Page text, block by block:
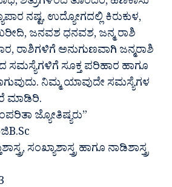
ನಷ್ಟ, ಉದ್ಯೋಗದಲ್ಲಿ ಕಿರುಕುಳ,
ಜನವಶ ಧನವಶ, ಜನ್ಮ ರಾಶಿ
ರಾಶಿಗಳಿಗೆ ಅನುಗುಣವಾಗಿ ಜನ್ಮರಾಶಿ
ಸಮಸ್ಯೆಗಳಿಗೆ ಸೂಕ್ತ ಪರಿಹಾರ ಹಾಗೂ
ನಿಮ್ಮ ಯಾವುದೇ ಸಮಸ್ಯೆಗಳ
ಮಾಡಿರಿ.
ಜ್ಯೋತಿಷ್ಯರು”
ಸಂಖ್ಯಾಶಾಸ್ತ್ರ ಹಾಗೂ ನಾಡಿಶಾಸ್ತ್ರ